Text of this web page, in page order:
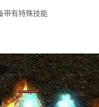
带有特殊技能